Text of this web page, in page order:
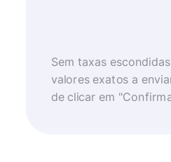
Sem taxas
valores exatos a
de clicar em